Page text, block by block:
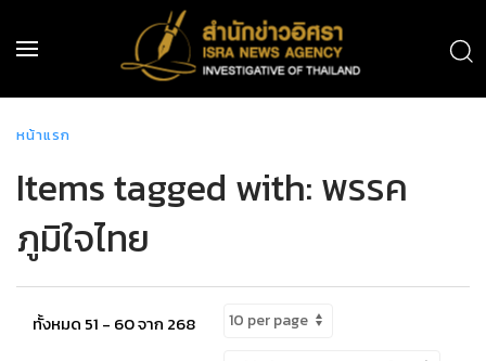
หน้าแรก
Items tagged with: พรรค
ภูมิใจไทย
ทั้งหมด 51 - 60 จาก 268